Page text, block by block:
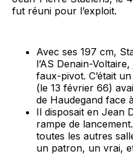
fut réuni pour l’exploit.
Avec ses 197 cm,
l’AS Denain-
faux-pivot. C’était
(le 13 février 66)
de Haudegand face
Il disposait en Jean
rampe de
toutes les autres
un patron, un vrai,